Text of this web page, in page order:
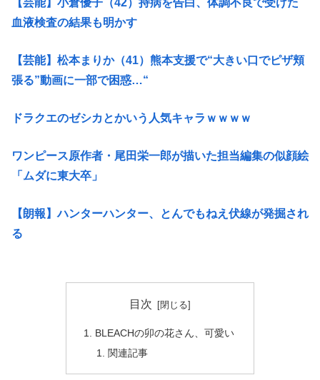
【芸能】小倉優子（42）持病を告白、体調不良で受けた
血液検査の結果も明かす
【芸能】松本まりか（41）熊本支援で“大きい口でピザ頬
張る”動画に一部で困惑…“
ドラクエのゼシカとかいう人気キャラｗｗｗｗ
ワンピース原作者・尾田栄一郎が描いた担当編集の似顔絵
「ムダに東大卒」
【朗報】ハンターハンター、とんでもねえ伏線が発掘され
る
目次
BLEACHの卯の花さん、可愛い
関連記事